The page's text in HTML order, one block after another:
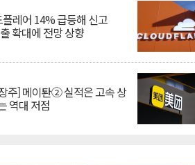
레어 14% 급등해 신고
확대에 전망 상향
주] 메이퇀② 실적은 고속 상
역대 저점